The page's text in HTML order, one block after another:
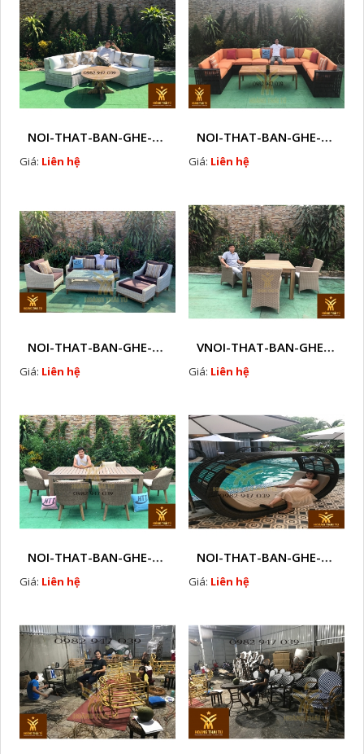
NOI-THAT-BAN-GHE-SOFA-GHE-CAFE-MAY-NHUA-NGOAI-TROI-Q7
Giá: Liên hệ
NOI-THAT-BAN-GHE-SOFA-GHE-CAFE-MAY-NHUA-NGOAI-TROI-Q8
Giá: Liên hệ
NOI-THAT-BAN-GHE-SOFA-GHE-CAFE-MAY-NHUA-NGOAI-TROI-Q12
Giá: Liên hệ
VNOI-THAT-BAN-GHE-SOFA-GHE-CAFE-MAY-NHUA-NGOAI-TROI-Q13
Giá: Liên hệ
NOI-THAT-BAN-GHE-SOFA-GHE-CAFE-MAY-NHUA-NGOAI-TROI-Q17
Giá: Liên hệ
NOI-THAT-BAN-GHE-SOFA-GHE-CAFE-MAY-NHUA-NGOAI-TROI-Q18
Giá: Liên hệ